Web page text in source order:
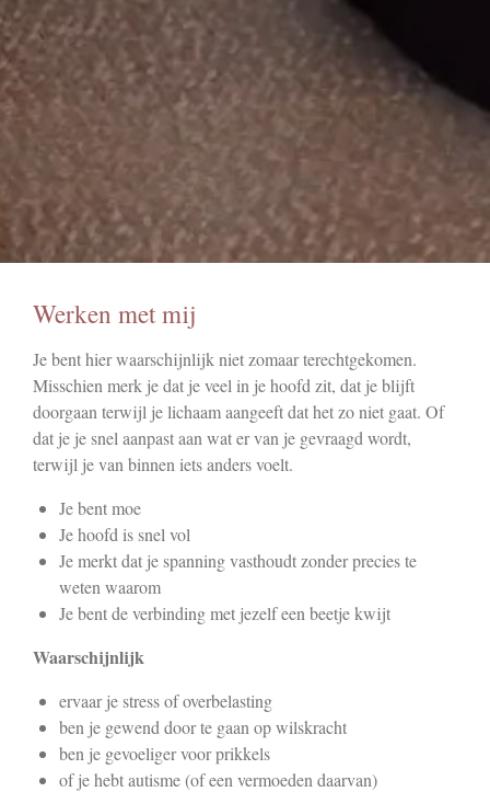
Werken met mij
Je bent hier waarschijnlijk niet zomaar terechtgekomen.
Misschien merk je dat je veel in je hoofd zit, dat je blijft
doorgaan terwijl je lichaam aangeeft dat het zo niet gaat. Of
dat je je snel aanpast aan wat er van je gevraagd wordt,
terwijl je van binnen iets anders voelt.
Je bent moe
Je hoofd is snel vol
Je merkt dat je spanning vasthoudt zonder precies te
weten waarom
Je bent de verbinding met jezelf een beetje kwijt
Waarschijnlijk
ervaar je stress of overbelasting
ben je gewend door te gaan op wilskracht
ben je gevoeliger voor prikkels
of je hebt autisme (of een vermoeden daarvan)